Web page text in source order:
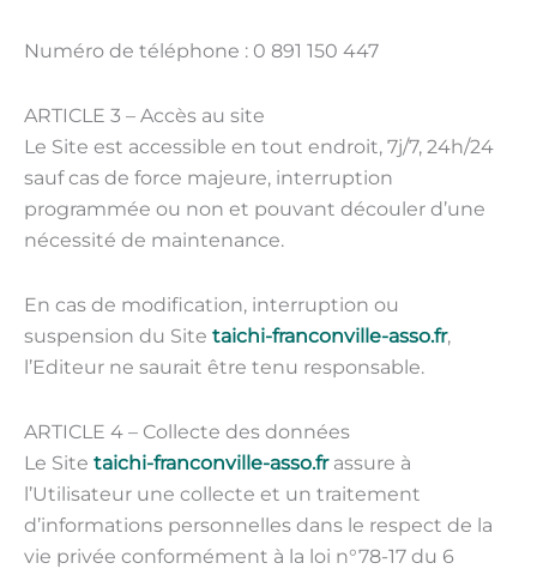
Numéro de téléphone : 0 891 150 447
ARTICLE 3 – Accès au site
Le Site est accessible en tout endroit, 7j/7, 24h/24
sauf cas de force majeure, interruption
programmée ou non et pouvant découler d’une
nécessité de maintenance.
En cas de modification, interruption ou
suspension du Site taichi-franconville-asso.fr,
l’Editeur ne saurait être tenu responsable.
ARTICLE 4 – Collecte des données
Le Site taichi-franconville-asso.frassure à
l’Utilisateur une collecte et un traitement
d’informations personnelles dans le respect de la
vie privée conformément à la loi n°78-17 du 6